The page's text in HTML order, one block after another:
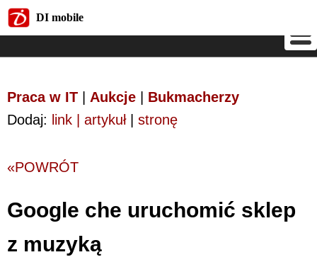
DI mobile
Praca w IT Aukcje
Bukmacherzy
Dodaj: link | artykuł| stronę
«POWRÓT
Google che uruchomić sklep
z muzyką
DI mobile